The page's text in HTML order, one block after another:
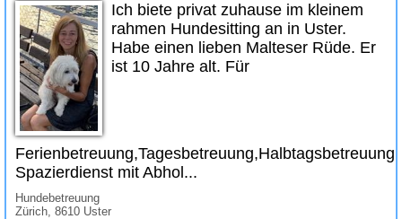
Ich biete privat zuhause im kleinem
rahmen Hundesitting an in Uster.
Habe einen lieben Malteser Rüde. Er
ist 10 Jahre alt. Für
Ferienbetreuung,Tagesbetreuung,Halbtagsbetreuung.
Spazierdienst mit Abhol...
Hundebetreuung
Zürich, 8610 Uster